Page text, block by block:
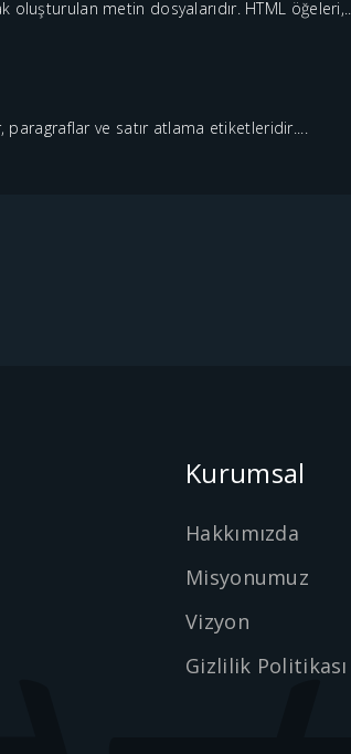
oluşturulan metin dosyalarıdır. HTML
ve satır atlama etiketleridir....
Kurumsal
Hakkımızda
Misyonumuz
Vizyon
Gizlilik Politikası